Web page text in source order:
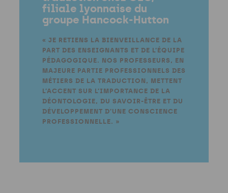
filiale lyonnaise du
groupe Hancock-Hutton
« JE RETIENS LA BIENVEILLANCE DE LA
PART DES ENSEIGNANTS ET DE L’ÉQUIPE
PÉDAGOGIQUE. NOS PROFESSEURS, EN
MAJEURE PARTIE PROFESSIONNELS DES
MÉTIERS DE LA TRADUCTION, METTENT
L’ACCENT SUR L’IMPORTANCE DE LA
DÉONTOLOGIE, DU SAVOIR-ÊTRE ET DU
DÉVELOPPEMENT D’UNE CONSCIENCE
PROFESSIONNELLE. »